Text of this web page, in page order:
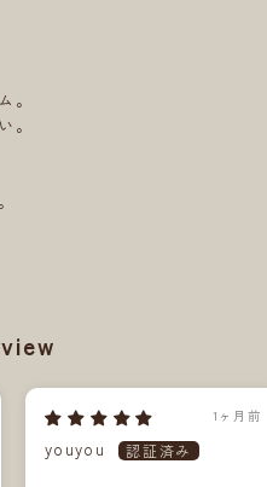
。
。
1ヶ月前
youyou